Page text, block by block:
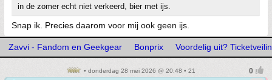
in de zomer echt niet verkeerd, bier met ijs.
Snap ik. Precies daarom voor mij ook geen ijs.
Zavvi - Fandom en Geekgear Bonprix Voordelig uit?
• donderdag 28 mei 2026 @ 20:48 • 21